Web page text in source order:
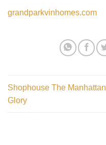
grandparkvinhomes.com
Shophouse The Manhattan
Glory